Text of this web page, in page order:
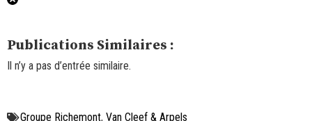
Publications Similaires :
Il n’y a pas d’entrée similaire.
Groupe Richemont, Van Cleef & Arpels